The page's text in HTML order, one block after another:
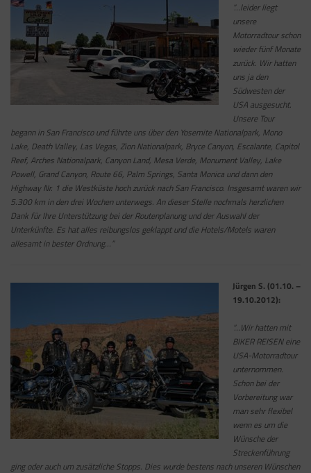
“…leider liegt
unsere
Motorradtour schon
wieder fünf Monate
zurück. Wir hatten
uns ja den
Südwesten der
USA ausgesucht.
Unsere Tour
begann in San Francisco und führte uns über den Yosemite Nationalpark, Mono
Lake, Death Valley, Las Vegas, Zion Nationalpark, Bryce Canyon, Escalante, Capitol
Reef, Arches Nationalpark, Canyon Land, Mesa Verde, Monument Valley, Lake
Powell, Grand Canyon, Route 66, Palm Springs, Santa Monica und dann den
Highway Nr. 1 die Westküste hoch zurück nach San Francisco. Insgesamt waren wir
5.300 km in den drei Wochen unterwegs. An dieser Stelle nochmals herzlichen
Dank für Ihre Unterstützung bei der Routenplanung und der Auswahl der
Unterkünfte. Es hat alles reibungslos geklappt und die Hotels/Motels waren
allesamt in bester Ordnung…”
Jürgen S. (01.10. –
19.10.2012):
“…Wir hatten mit
BIKER REISEN eine
USA-Motorradtour
unternommen.
Schon bei der
Vorbereitung war
man sehr flexibel
wenn es um die
Wünsche der
Streckenführung
ging oder auch um zusätzliche Stopps. Dies wurde bestens nach unseren Wünschen